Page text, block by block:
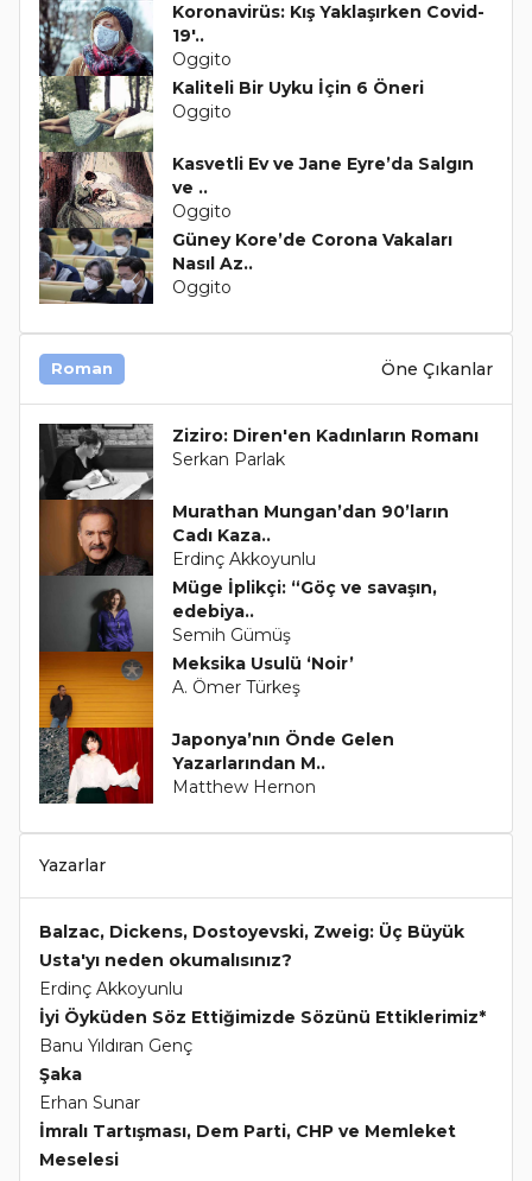
Koronavirüs: Kış Yaklaşırken Covid-
19'..
Oggito
Kaliteli Bir Uyku İçin 6 Öneri
Oggito
Kasvetli Ev ve Jane Eyre’da Salgın
ve ..
Oggito
Güney Kore’de Corona Vakaları
Nasıl Az..
Oggito
Roman Öne Çıkanlar
Ziziro: Diren'en Kadınların Romanı
Serkan Parlak
Murathan Mungan’dan 90’ların
Cadı Kaza..
Erdinç Akkoyunlu
Müge İplikçi: “Göç ve savaşın,
edebiya..
Semih Gümüş
Meksika Usulü ‘Noir’
A. Ömer Türkeş
Japonya’nın Önde Gelen
Yazarlarından M..
Matthew Hernon
Yazarlar
Balzac, Dickens, Dostoyevski, Zweig: Üç Büyük
Usta'yı neden okumalısınız?
Erdinç Akkoyunlu
İyi Öyküden Söz Ettiğimizde Sözünü Ettiklerimiz*
Banu Yıldıran Genç
Şaka
Erhan Sunar
İmralı Tartışması, Dem Parti, CHP ve Memleket
Meselesi